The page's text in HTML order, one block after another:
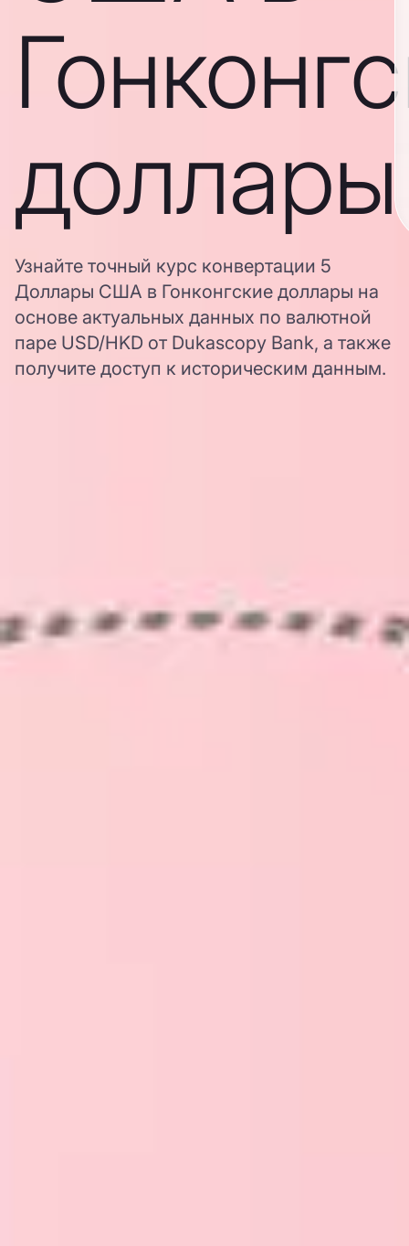
доллары
Узнайте точный курс конвертации 5
Доллары США в Гонконгские доллары на
основе актуальных данных по валютной
паре USD/HKD от Dukascopy Bank, а также
получите доступ к историческим данным.